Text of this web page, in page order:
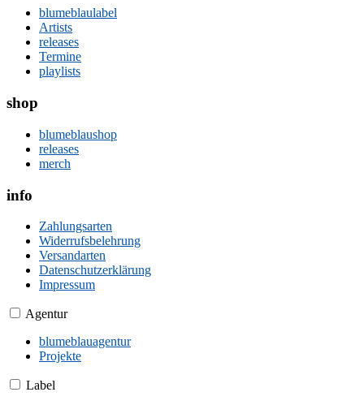
blumeblaulabel
Artists
releases
Termine
playlists
shop
blumeblaushop
releases
merch
info
Zahlungsarten
Widerrufsbelehrung
Versandarten
Datenschutzerklärung
Impressum
Agentur
blumeblauagentur
Projekte
Label